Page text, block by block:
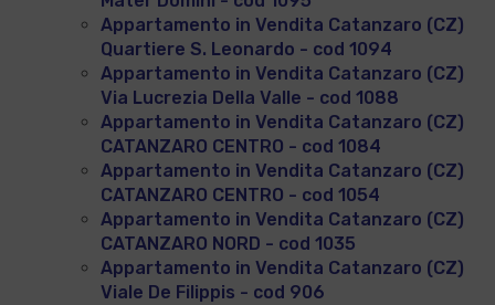
Appartamento in Vendita Catanzaro (CZ)
Quartiere S. Leonardo - cod 1094
Appartamento in Vendita Catanzaro (CZ)
Via Lucrezia Della Valle - cod 1088
Appartamento in Vendita Catanzaro (CZ)
CATANZARO CENTRO - cod 1084
Appartamento in Vendita Catanzaro (CZ)
CATANZARO CENTRO - cod 1054
Appartamento in Vendita Catanzaro (CZ)
CATANZARO NORD - cod 1035
Appartamento in Vendita Catanzaro (CZ)
Viale De Filippis - cod 906